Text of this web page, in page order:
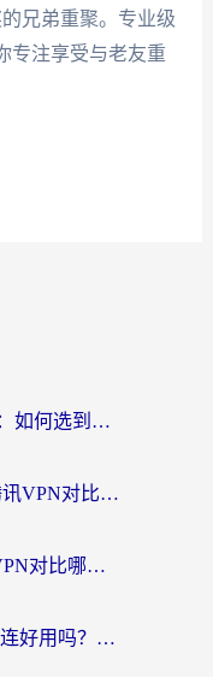
兄弟重聚。专业级
专注享受与老友重
海外党连中国VPN避坑指南：如何选到真正能无缝刷国内资源的加速器？
快帆TV版VPN好用吗？和腾讯VPN对比哪个回国效果更好？海外党必看的真实体验指南
Malus VPN好用吗？和闪疾VPN对比哪个回国效果更好？海外华人的实用避坑指南
海外党必看：Quickback和秒连好用吗？3步选对回国加速器，无缝刷国内资源